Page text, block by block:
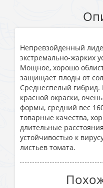
Непревзойденный
экстремально-жарких
Мощное, хорошо
защищает плоды от
Среднеспелый
красной окраски,
формы, средний вес
товарные качества,
длительные
устойчивостью к
листьев томата.